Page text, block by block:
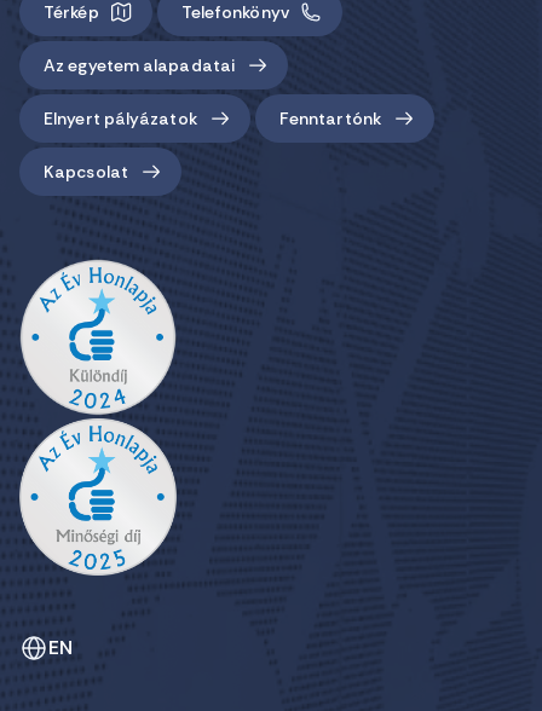
Térkép Telefonkönyv
Az egyetem alapadatai
Elnyert pályázatok Fenntartónk
Kapcsolat
EN